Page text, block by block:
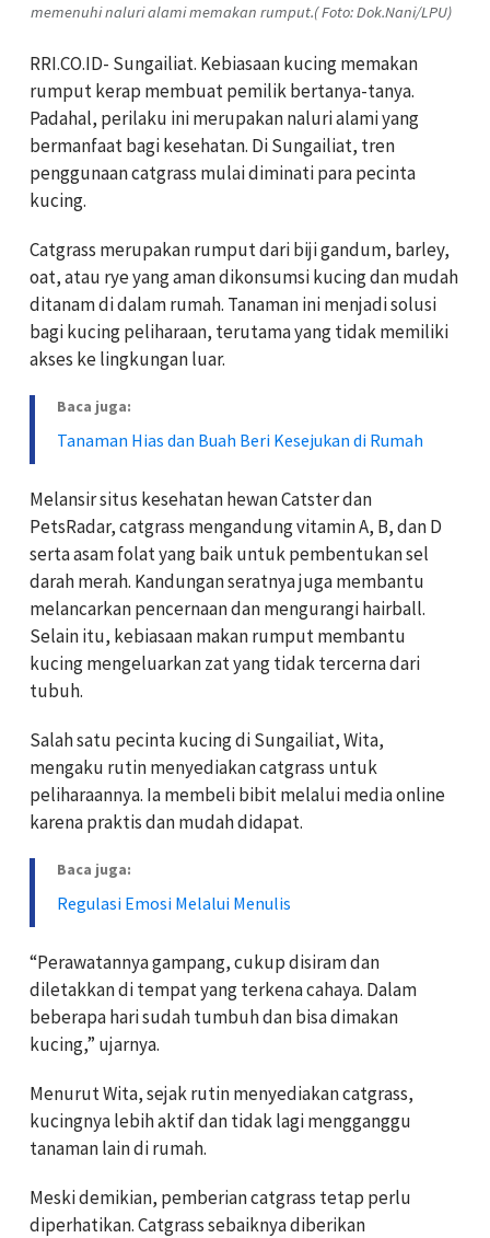
memenuhi naluri alami memakan rumput.( Foto: Dok.Nani/LPU)
RRI.CO.ID- Sungailiat. Kebiasaan kucing memakan
rumput kerap membuat pemilik bertanya-tanya.
Padahal, perilaku ini merupakan naluri alami yang
bermanfaat bagi kesehatan. DiSungailiat, tren
penggunaan catgrass mulai diminati para pecinta
kucing.
Catgrass merupakan rumput dari biji gandum, barley,
oat, atau rye yang aman dikonsumsi kucing dan mudah
ditanam di dalam rumah. Tanaman ini menjadi solusi
bagi kucing peliharaan, terutama yang tidak memiliki
akses ke lingkungan luar.
Baca juga:
Tanaman Hias dan Buah Beri Kesejukan di Rumah
Melansir situs kesehatan hewan Catster dan
PetsRadar, catgrass mengandung vitamin A, B, dan D
serta asam folat yang baik untuk pembentukan sel
darah merah. Kandungan seratnya juga membantu
melancarkan pencernaan dan mengurangi hairball.
Selain itu, kebiasaan makan rumput membantu
kucing mengeluarkan zat yang tidak tercerna dari
tubuh.
Salah satu pecinta kucing di Sungailiat, Wita,
mengaku rutin menyediakan catgrass untuk
peliharaannya. Ia membeli bibit melalui media online
karena praktis dan mudah didapat.
Baca juga:
Regulasi Emosi Melalui Menulis
“Perawatannya gampang, cukup disiram dan
diletakkan di tempat yang terkena cahaya. Dalam
beberapa hari sudah tumbuh dan bisa dimakan
kucing,” ujarnya.
Menurut Wita, sejak rutin menyediakan catgrass,
kucingnya lebih aktif dan tidak lagi mengganggu
tanaman lain di rumah.
Meski demikian, pemberian catgrass tetap perlu
diperhatikan. Catgrass sebaiknya diberikan